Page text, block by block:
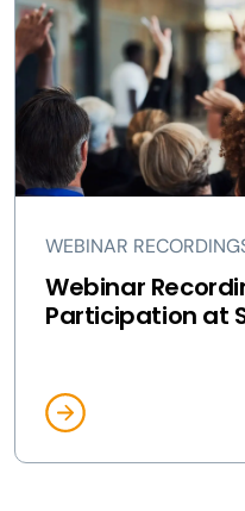
WEBINAR
Webinar
Participation at